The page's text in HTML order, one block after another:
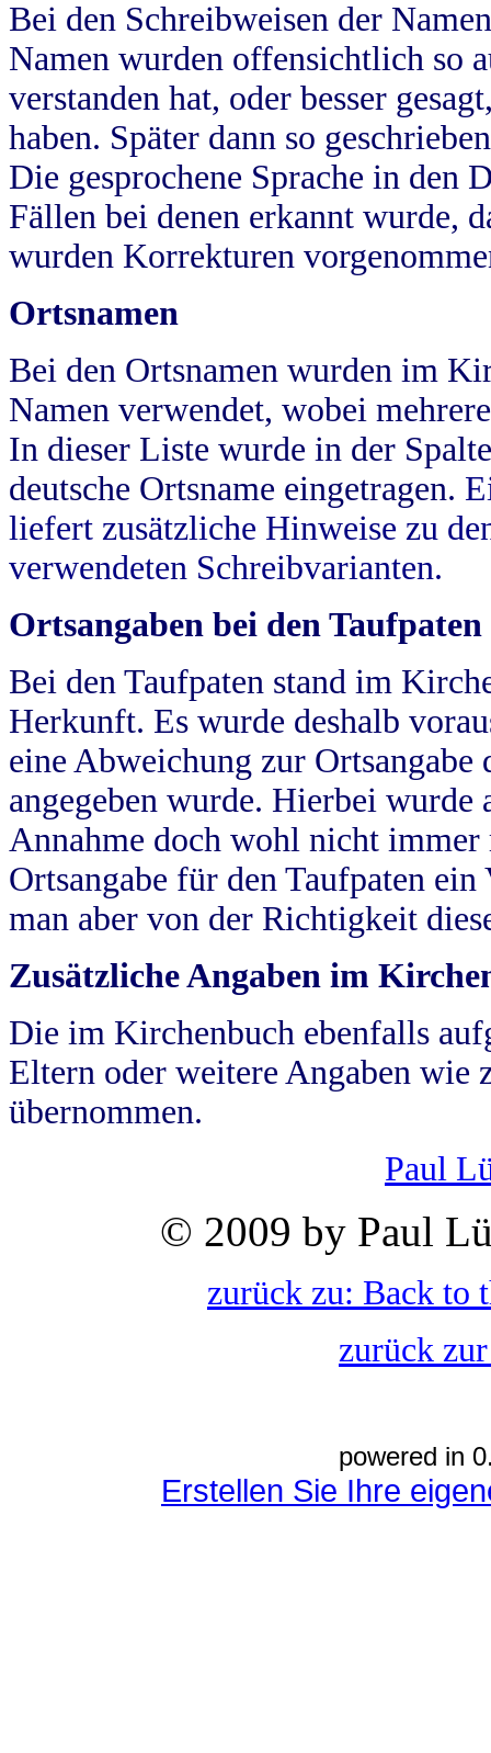
Bei den Schreibweisen der
Namen wurden offensichtlich so
verstanden hat, oder besser
haben. Später dann so
Die gesprochene Sprache in
Fällen bei denen erkannt wurde,
wurden Korrekturen
Ortsnamen
Bei den Ortsnamen wurden im
Namen verwendet, wobei
In dieser Liste wurde in der
deutsche Ortsname eingetragen.
liefert zusätzliche Hinweise zu
verwendeten Schreibvarianten.
Ortsangaben bei den Taufpaten
Bei den Taufpaten stand im
Herkunft. Es wurde deshalb
eine Abweichung zur
angegeben wurde. Hierbei wurde
Annahme doch wohl nicht
Ortsangabe für den Taufpaten
man aber von der Richtigkeit
Zusätzliche Angaben im
Die im Kirchenbuch ebenfalls
Eltern oder weitere Angaben wie
übernommen.
Paul
© 2009 by Paul
zurück zu: Back to
zurück
powered in
Erstellen Sie Ihre